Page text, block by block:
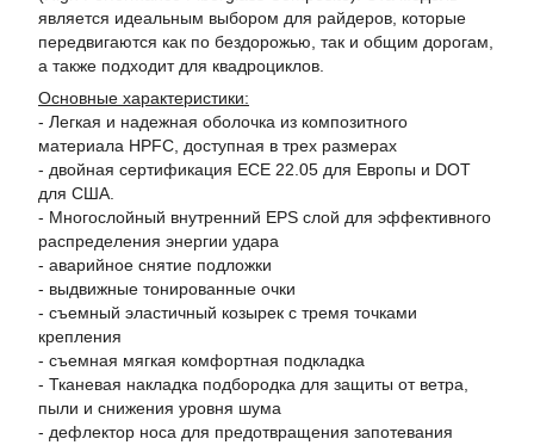
является идеальным выбором для райдеров, которые
передвигаются как по бездорожью, так и общим дорогам,
а также подходит для квадроциклов.
Основные характеристики:
- Легкая и надежная оболочка из композитного
материала HPFC, доступная в трех размерах
- двойная сертификация ECE 22.05 для Европы и DOT
для США.
- Многослойный внутренний EPS слой для эффективного
распределения энергии удара
- аварийное снятие подложки
- выдвижные тонированные очки
- съемный эластичный козырек с тремя точками
крепления
- съемная мягкая комфортная подкладка
- Тканевая накладка подбородка для защиты от ветра,
пыли и снижения уровня шума
- дефлектор носа для предотвращения запотевания